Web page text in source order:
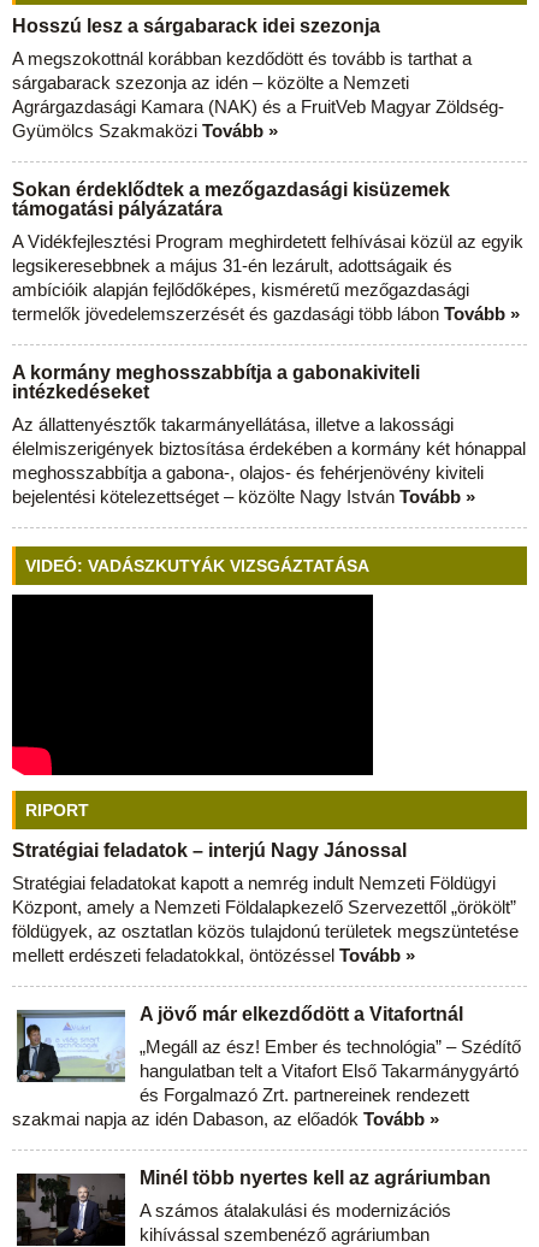
Hosszú lesz a sárgabarack idei szezonja
A megszokottnál korábban kezdődött és tovább is tarthat a
sárgabarack szezonja az idén – közölte a Nemzeti
Agrárgazdasági Kamara (NAK) és a FruitVeb Magyar Zöldség-
Gyümölcs Szakmaközi Tovább »
Sokan érdeklődtek a mezőgazdasági kisüzemek
támogatási pályázatára
A Vidékfejlesztési Program meghirdetett felhívásai közül az egyik
legsikeresebbnek a május 31-én lezárult, adottságaik és
ambícióik alapján fejlődőképes, kisméretű mezőgazdasági
termelők jövedelemszerzését és gazdasági több lábon Tovább »
A kormány meghosszabbítja a gabonakiviteli
intézkedéseket
Az állattenyésztők takarmányellátása, illetve a lakossági
élelmiszerigények biztosítása érdekében a kormány két hónappal
meghosszabbítja a gabona-, olajos- és fehérjenövény kiviteli
bejelentési kötelezettséget – közölte Nagy István Tovább »
VIDEÓ: VADÁSZKUTYÁK VIZSGÁZTATÁSA
RIPORT
Stratégiai feladatok – interjú Nagy Jánossal
Stratégiai feladatokat kapott a nemrég indult Nemzeti Földügyi
Központ, amely a Nemzeti Földalapkezelő Szervezettől „örökölt”
földügyek, az osztatlan közös tulajdonú területek megszüntetése
mellett erdészeti feladatokkal, öntözéssel Tovább »
A jövő már elkezdődött a Vitafortnál
„Megáll az ész! Ember és technológia” – Szédítő
hangulatban telt a Vitafort Első Takarmánygyártó
és Forgalmazó Zrt. partnereinek rendezett
szakmai napja az idén Dabason, az előadók Tovább »
Minél több nyertes kell az agráriumban
A számos átalakulási és modernizációs
kihívással szembenéző agráriumban